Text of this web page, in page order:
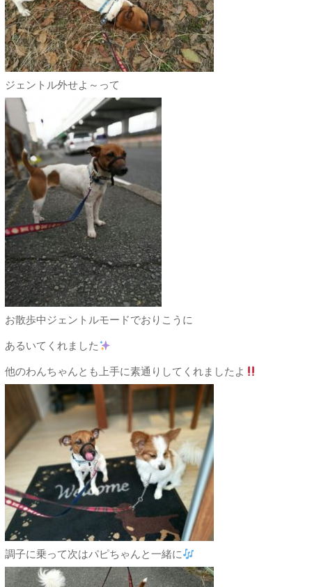
ジェントル外せよ～って
お散歩中ジェントルモードでおりこうに
あるいてくれました
他のわんちゃんとも上手に素通りしてくれましたよ
調子に乗って次はパピちゃんと一緒に